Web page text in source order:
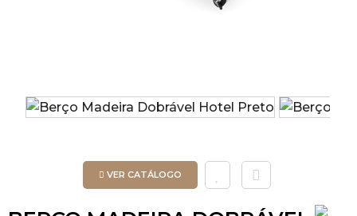
VER CATÁLOGO